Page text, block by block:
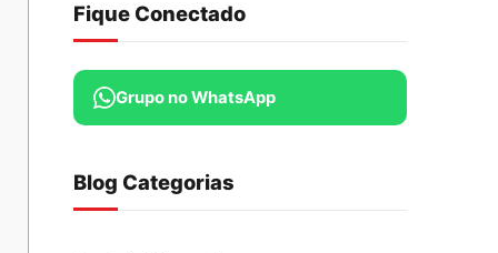
Fique Conectado
Grupo no WhatsApp
Blog Categorias